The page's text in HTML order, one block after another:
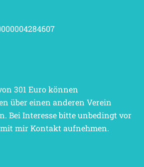
301 Euro können
über einen anderen Verein
Bei Interesse bitte unbedingt vor
mir Kontakt aufnehmen.